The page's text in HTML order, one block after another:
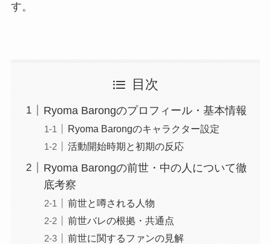
す。
目次
Ryoma Barongのプロフィール・基本情報
Ryoma Barongのキャラクター設定
活動開始時期と初期の反応
Ryoma Barongの前世・中の人について徹
底考察
前世と噂される人物
前世バレの根拠・共通点
前世に関するファンの見解